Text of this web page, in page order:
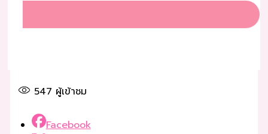
547 ผู้เข้าชม
Facebook